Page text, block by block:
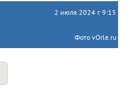
2 июля 2024 г. 9:15
Фото vOrle.ru